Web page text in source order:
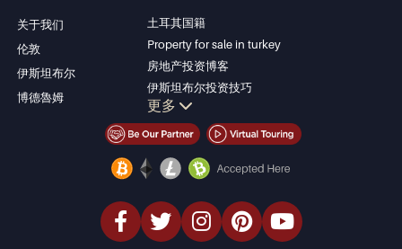
Gocek
Kemer
Dalyan
Izmir
Belek
关于我们
伦敦
伊斯坦布尔
博德魯姆
土耳其国籍
Property for sale in turkey
房地产投资博客
伊斯坦布尔投资技巧
土耳其房产投资
伊斯坦布尔投资型房产
经济型房产
豪华房产
投资型房产
更多